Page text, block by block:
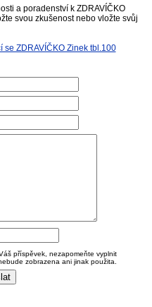
a poradenství k ZDRAVÍČKO
svou zkušenost nebo vložte svůj
se ZDRAVÍČKO Zinek tbl.100
příspěvek, nezapomeňte vyplnit
zobrazena ani jinak použita.